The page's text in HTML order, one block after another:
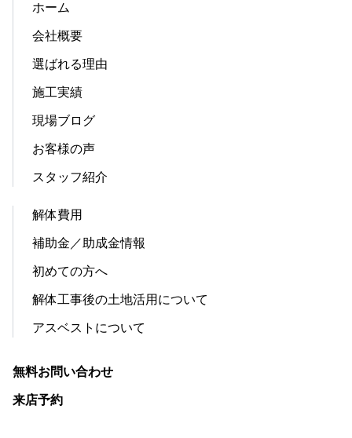
ホーム
会社概要
選ばれる理由
施工実績
現場ブログ
お客様の声
スタッフ紹介
解体費用
補助金／助成金情報
初めての方へ
解体工事後の土地活用について
アスベストについて
無料お問い合わせ
来店予約